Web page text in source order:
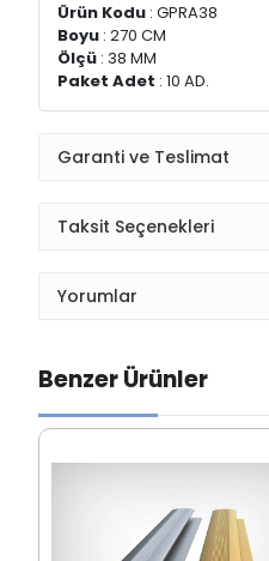
Ürün Kodu : GPRA38
Boyu : 270 CM
Ölçü : 38 MM
Paket Adet : 10 AD.
Garanti ve Teslimat
Taksit Seçenekleri
Yorumlar
Benzer Ürünler